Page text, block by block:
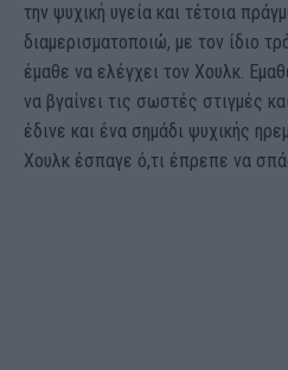
την ψυχική υγεία και τέτοια
διαμερισματοποιώ, με τον ίδιο
έμαθε να ελέγχει τον Χουλκ.
να βγαίνει τις σωστές στιγμές
έδινε και ένα σημάδι ψυχικής
Χουλκ έσπαγε ό,τι έπρεπε να